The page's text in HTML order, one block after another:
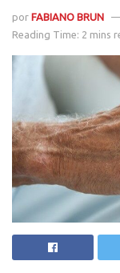
por FABIANO BRUN
Reading Time: 2 mins